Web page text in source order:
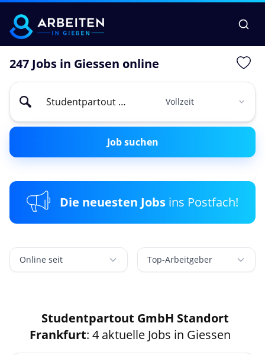
247 Jobs in Giessen online
Job suchen
Die neuesten Jobs ins Postfach!
Online seit Top-Arbeitgeber
Studentpartout GmbH Standort
Frankfurt: 4 aktuelle Jobs in Giessen